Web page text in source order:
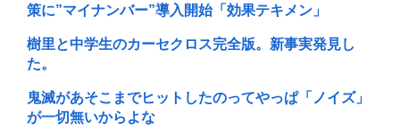
策に”マイナンバー”導入開始「効果テキメン」
樹里と中学生のカーセクロス完全版。新事実発見し
た。
鬼滅があそこまでヒットしたのってやっぱ「ノイズ」
が一切無いからよな